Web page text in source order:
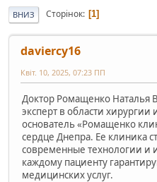
ВНИЗ Сторінок 1
daviercy16
Квіт. 10, 2025, 07:23 ПП
Доктор Ромащенко Наталья
эксперт в области хирургии
основатель «Ромащенко
сердце Днепра. Ее клиника
современные технологии и
каждому пациенту
медицинских услуг.